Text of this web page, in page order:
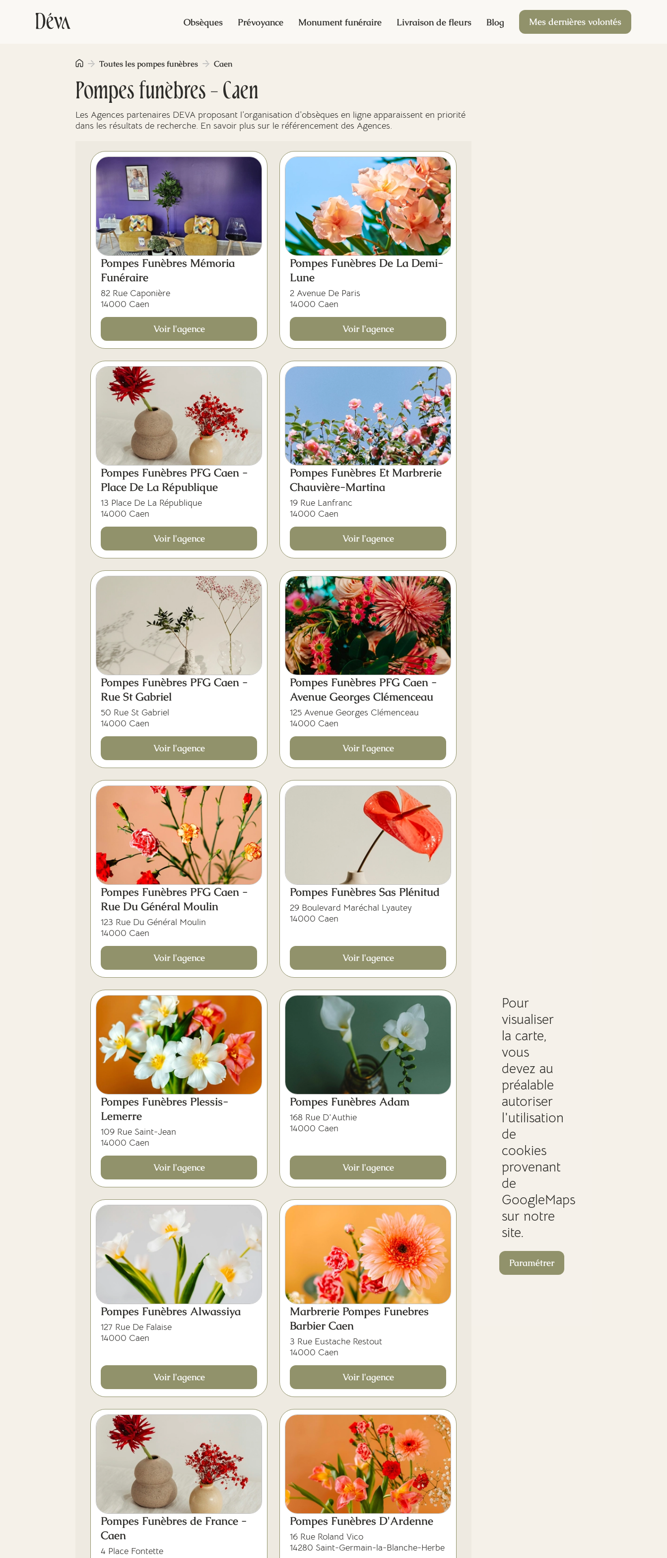
Obsèques Prévoyance Monument funéraire Livraison de fleurs Blog Mes dernières volontés
Pompes funèbres - Caen
Toutes les pompes funèbres Caen
Les Agences partenaires DEVA proposant l’organisation d’obsèques en ligne apparaissent en priorité
dans les résultats de recherche. En savoir plus sur le référencement des Agences.
Pompes Funèbres Mémoria
Funéraire
82 Rue Caponière
14000 Caen
Voir l'agence
Pompes Funèbres De La Demi-
Lune
2 Avenue De Paris
14000 Caen
Voir l'agence
Pompes Funèbres PFG Caen -
Place De La République
13 Place De La République
14000 Caen
Voir l'agence
Pompes Funèbres Et Marbrerie
Chauvière-Martina
19 Rue Lanfranc
14000 Caen
Voir l'agence
Pompes Funèbres PFG Caen -
Rue St Gabriel
50 Rue St Gabriel
14000 Caen
Voir l'agence
Pompes Funèbres PFG Caen -
Avenue Georges Clémenceau
125 Avenue Georges Clémenceau
14000 Caen
Voir l'agence
Pompes Funèbres PFG Caen -
Rue Du Général Moulin
123 Rue Du Général Moulin
14000 Caen
Voir l'agence
Pompes Funèbres Sas Plénitud
29 Boulevard Maréchal Lyautey
14000 Caen
Voir l'agence
Pompes Funèbres Plessis-
Lemerre
109 Rue Saint-Jean
14000 Caen
Voir l'agence
Pompes Funèbres Adam
168 Rue D'Authie
14000 Caen
Voir l'agence
Pompes Funèbres Alwassiya
127 Rue De Falaise
14000 Caen
Voir l'agence
Marbrerie Pompes Funebres
Barbier Caen
3 Rue Eustache Restout
14000 Caen
Voir l'agence
Pompes Funèbres de France -
Caen
4 Place Fontette
Pompes Funèbres D'Ardenne
16 Rue Roland Vico
14280 Saint-Germain-la-Blanche-Herbe
Pour
visualiser
la carte,
vous
devez au
préalable
autoriser
l'utilisation
de
cookies
provenant
de
GoogleMaps
sur notre
site.
Paramétrer